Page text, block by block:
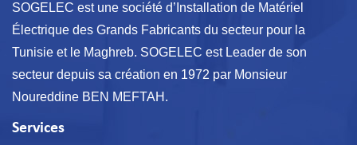
SOGELEC est une société d’Installation de Matériel
Électrique des Grands Fabricants du secteur pour la
Tunisie et le Maghreb. SOGELEC est Leader de son
secteur depuis sa création en 1972 par Monsieur
Noureddine BEN MEFTAH.
Services